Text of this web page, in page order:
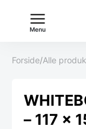
Menu
Forside/Alle
– 117 x